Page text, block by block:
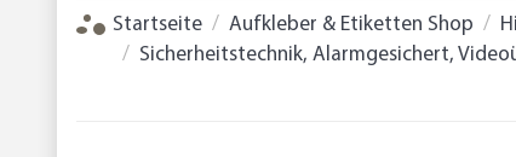
Startseite Aufkleber & Etiketten Shop
Sicherheitstechnik, Alarmgesichert,